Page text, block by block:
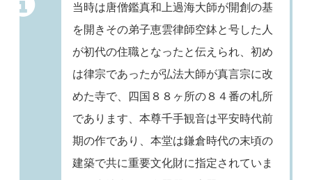
当時は唐僧鑑真和上過海大師が開創の基
を開きその弟子恵雲律師空鉢と号した人
が初代の住職となったと伝えられ、初め
は律宗であったが弘法大師が真言宗に改
めた寺で、四国８８ヶ所の８４番の札所
であります、本尊千手観音は平安時代前
期の作であり、本堂は鎌倉時代の末頃の
建築で共に重要文化財に指定されていま